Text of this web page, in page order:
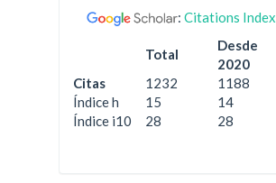
: Citations Index
Total
Desde
2020
Citas
1232
1188
Índice h
15
14
Índice i10
28 28